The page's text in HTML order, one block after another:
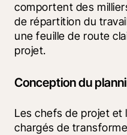
comportent des
de répartition du
une feuille de route
projet.
Conception du
Les chefs de projet et
chargés de